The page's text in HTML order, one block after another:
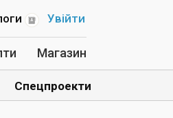
Увійти
Магазин
Спецпроекти